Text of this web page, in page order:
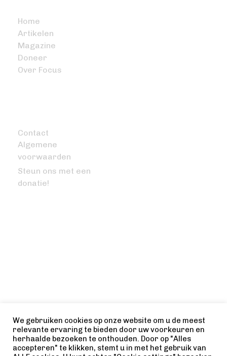
Home
Artikelen
Magazine
Doneer
Over Focus
Contact
Algemene
voorwaarden
Steun ons met een
donatie!
We gebruiken cookies op onze website om u de meest
relevante ervaring te bieden door uw voorkeuren en
herhaalde bezoeken te onthouden. Door op "Alles
accepteren" te klikken, stemt u in met het gebruik van